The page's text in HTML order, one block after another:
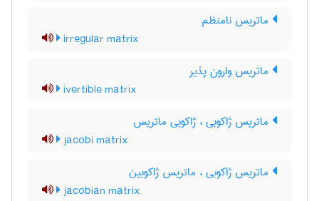
ماتریس نامنظم
irregular matrix
ماتریس وارون پذیر
ivertible matrix
ماتریس ژاکوبی ، ژاکوبی ماتریس
jacobi matrix
ماتریس ژاکوبی ، ماتریس ژاکوبین
jacobian matrix